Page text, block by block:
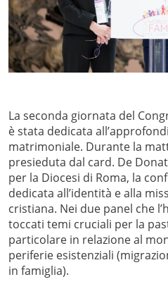
La seconda giornata del
è stata dedicata
matrimoniale. Durante la
presieduta dal card. De
per la Diocesi di Roma, la
dedicata all’identità e alla
cristiana. Nei due panel che
toccati temi cruciali per la
particolare in relazione al
periferie esistenziali
in famiglia).